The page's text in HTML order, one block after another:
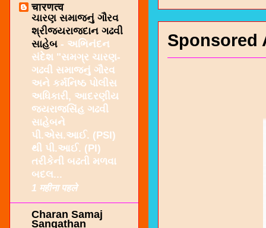
Sponsored
चारणत्व
ચારણ સમાજનું ગૌરવ
શ્રીજયરાજદાન ગઢવી
સાહેબ - અભિનંદન
સંદેશ "સમગ્ર ચારણ-
ગઢવી સમાજનું ગૌરવ
અને કર્મનિષ્ઠ પોલીસ
અધિકારી, આદરણીય
જયરાજસિંહ ગઢવી
સાહેબને
પી.એસ.આઈ. (PSI)
થી પી.આઈ. (PI)
તરીકેની બઢતી મળવા
બદલ...
1 महीना पहले
Charan Samaj
Sangathan